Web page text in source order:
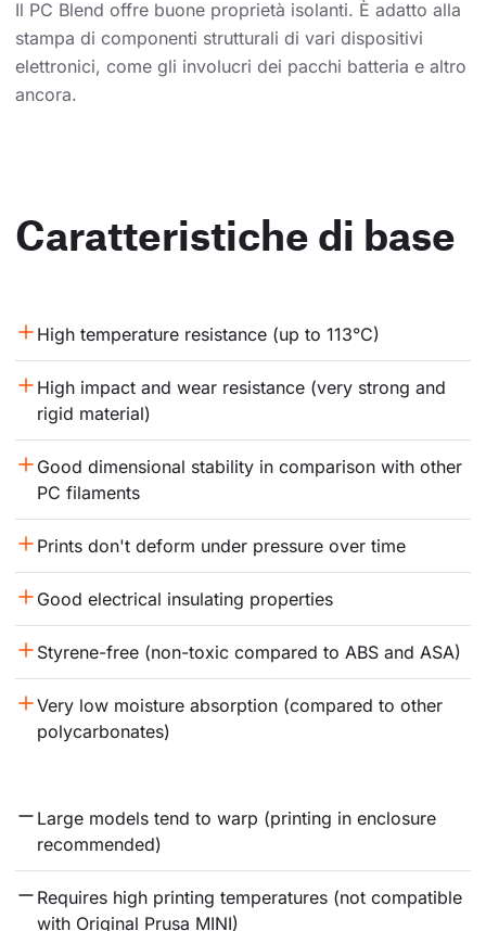
Il PC Blend offre buone proprietà isolanti. È adatto alla
stampa di componenti strutturali di vari dispositivi
elettronici, come gli involucri dei pacchi batteria e altro
ancora.
Caratteristiche di base
High temperature resistance (up to 113°C)
High impact and wear resistance (very strong and
rigid material)
Good dimensional stability in comparison with other
PC filaments
Prints don't deform under pressure over time
Good electrical insulating properties
Styrene-free (non-toxic compared to ABS and ASA)
Very low moisture absorption (compared to other
polycarbonates)
Large models tend to warp (printing in enclosure
recommended)
Requires high printing temperatures (not compatible
with Original Prusa MINI)